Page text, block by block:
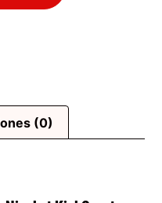
(0)